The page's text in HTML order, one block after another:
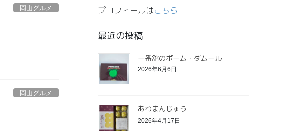
岡山グルメ
岡山グルメ
プロフィールはこちら
最近の投稿
一番舘のポーム・ダムール
2026年6月6日
あわまんじゅう
2026年4月17日